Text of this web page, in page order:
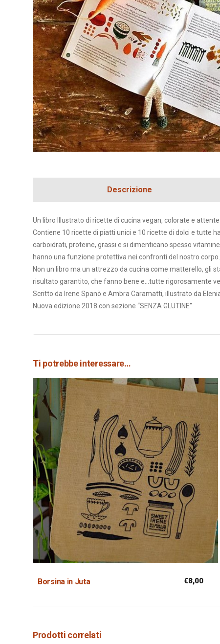
Descrizione
Un libro Illustrato di ricette di cucina vegan, colorate e
Contiene 10 ricette di piatti unici e 10 ricette di dolci e tutte
carboidrati, proteine, grassi e si dimenticano spesso
hanno una funzione protettiva nei confronti del nostro corpo.
Non un libro ma un attrezzo da cucina come matterello, gli
risultato garantito, che fanno bene e…tutte rigorosamente
Scritto da Irene Spanò e Ambra Caramatti, illustrato da
Nuova edizione 2018 con sezione “SENZA GLUTINE”
Ti potrebbe interessare…
Borsina in Juta €8,00
Prodotti correlati